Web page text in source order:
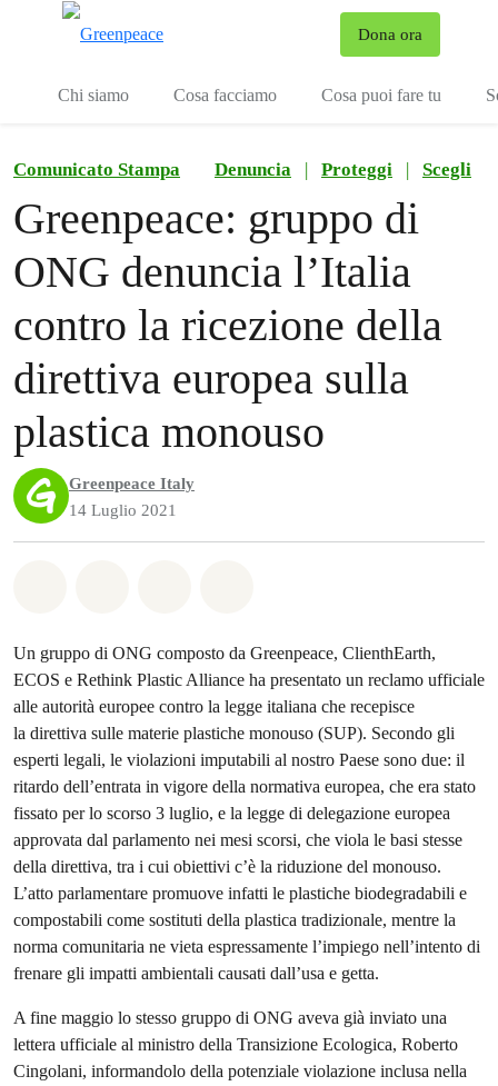
Dona ora
Chi siamo Cosa facciamo Cosa puoi fare tu
Comunicato Stampa Denuncia | Proteggi | Scegli
Greenpeace: gruppo di
ONG denuncia l’Italia
contro la ricezione della
direttiva europea sulla
plastica monouso
Greenpeace Italy
14 Luglio 2021
Un gruppo di ONG composto da Greenpeace, ClienthEarth,
ECOS e Rethink Plastic Alliance ha presentato un reclamo ufficiale
alle autorità europee contro la legge italiana che recepisce
la direttiva sulle materie plastiche monouso (SUP). Secondo gli
esperti legali, le violazioni imputabili al nostro Paese sono due: il
ritardo dell’entrata in vigore della normativa europea, che era stato
fissato per lo scorso 3 luglio, e la legge di delegazione europea
approvata dal parlamento nei mesi scorsi, che viola le basi stesse
della direttiva, tra i cui obiettivi c’è la riduzione del monouso.
L’atto parlamentare promuove infatti le plastiche biodegradabili e
compostabili come sostituti della plastica tradizionale, mentre la
norma comunitaria ne vieta espressamente l’impiego nell’intento di
frenare gli impatti ambientali causati dall’usa e getta.
A fine maggio lo stesso gruppo di ONG aveva già inviato una
lettera ufficiale al ministro della Transizione Ecologica, Roberto
Cingolani, informandolo della potenziale violazione inclusa nella